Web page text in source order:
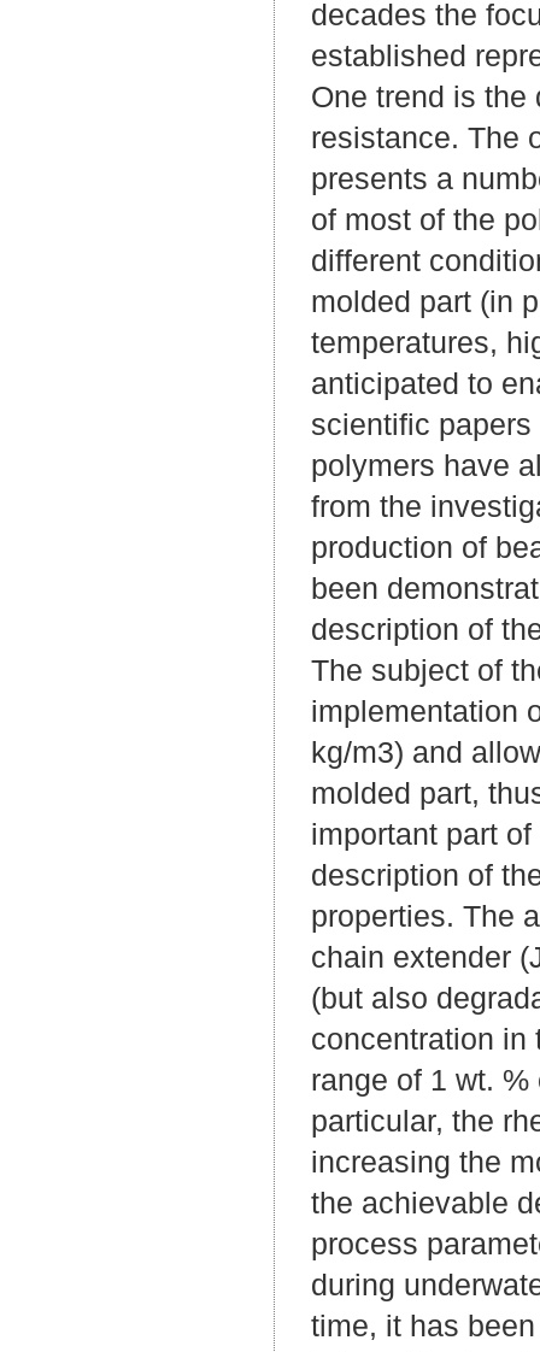
decades the
established
One trend is the
resistance. The
presents a
of most of the
different
molded part (in
temperatures,
anticipated to
scientific
polymers have
from the
production of
been
description of
The subject of
implementation
kg/m3) and
molded part,
important part
description of
properties. The
chain extender
(but also
concentration in
range of 1 wt.
particular, the
increasing the
the achievable
process
during
time, it has